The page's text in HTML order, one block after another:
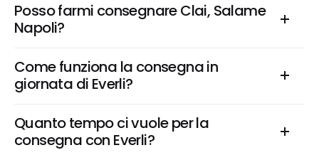
Posso farmi consegnare Clai, Salame
Napoli?
Come funziona la consegna in
giornata di Everli?
Quanto tempo ci vuole per la
consegna con Everli?